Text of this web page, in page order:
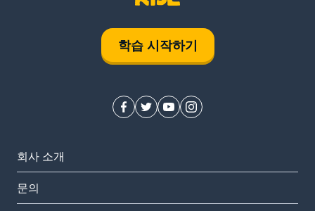
학습 시작하기
회사 소개
문의